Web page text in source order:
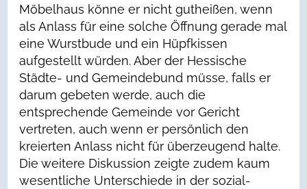
Möbelhaus könne er nicht gutheißen, wenn
als Anlass für eine solche Öffnung gerade mal
eine Wurstbude und ein Hüpfkissen
aufgestellt würden. Aber der Hessische
Städte- und Gemeindebund müsse, falls er
darum gebeten werde, auch die
entsprechende Gemeinde vor Gericht
vertreten, auch wenn er persönlich den
kreierten Anlass nicht für überzeugend halte.
Die weitere Diskussion zeigte zudem kaum
wesentliche Unterschiede in der sozial-